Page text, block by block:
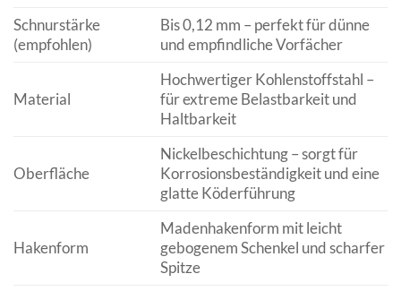
Schnurstärke
(empfohlen)
Bis 0,12 mm – perfekt für dünne
und empfindliche Vorfächer
Material
Hochwertiger Kohlenstoffstahl –
für extreme Belastbarkeit und
Haltbarkeit
Oberfläche
Nickelbeschichtung – sorgt für
Korrosionsbeständigkeit und eine
glatte Köderführung
Hakenform
Madenhakenform mit leicht
gebogenem Schenkel und scharfer
Spitze